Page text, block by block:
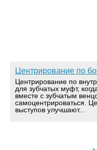
Центрирование по
Центрирование по
для зубчатых муфт,
вместе с зубчатым
самоцентрироваться.
выступов улучшают...